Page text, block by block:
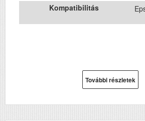
Kompatibilitás
További részletek